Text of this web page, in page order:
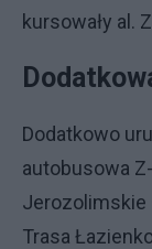
kursowały al.
Dodatkowo
autobusowa
Jerozolimskie
Trasa